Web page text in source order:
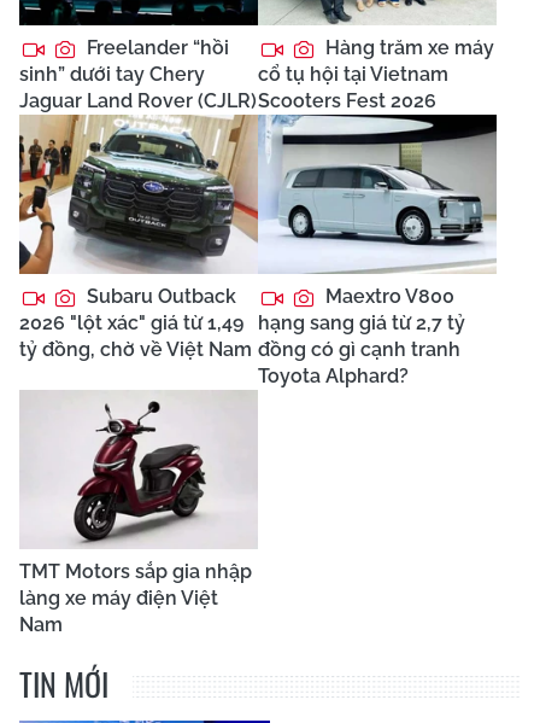
Freelander “hồi
sinh” dưới tay Chery
Jaguar Land Rover (CJLR)
Hàng trăm xe máy
cổ tụ hội tại Vietnam
Scooters Fest 2026
Subaru Outback
2026 "lột xác" giá từ 1,49
tỷ đồng, chờ về Việt Nam
Maextro V800
hạng sang giá từ 2,7 tỷ
đồng có gì cạnh tranh
Toyota Alphard?
TMT Motors sắp gia nhập
làng xe máy điện Việt
Nam
TIN MỚI